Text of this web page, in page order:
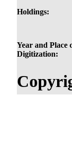
Holdings:
Year and Place
Digitization: